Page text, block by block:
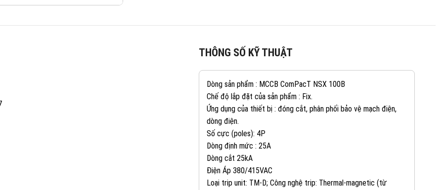
THÔNG SỐ KỸ THUẬT
Dòng sản phẩm : MCCB ComPacT NSX 100B
Chế độ lắp đặt của sản phẩm : Fix.
Ứng dụng của thiết bị : đóng cắt, phân phối bảo vệ mạch điện,
dòng điện.
Số cực (poles): 4P
Dòng định mức : 25A
Dòng cắt 25kA
Điện Áp 380/415VAC
Loại trip unit: TM-D; Công nghệ trip: Thermal-magnetic (từ
KINH DOANH 1: 082 234 2688